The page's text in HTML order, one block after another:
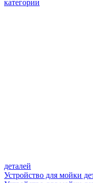
категории
деталей
Устройство для мойки